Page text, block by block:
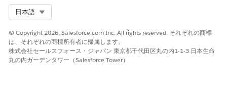
日本語
© Copyright 2026, Salesforce.com Inc. All rights reserved. それぞれの商標
は、それぞれの商標所有者に帰属します。
株式会社セールスフォース・ジャパン 東京都千代田区丸の内1-1-3 日本生命
丸の内ガーデンタワー（Salesforce Tower）